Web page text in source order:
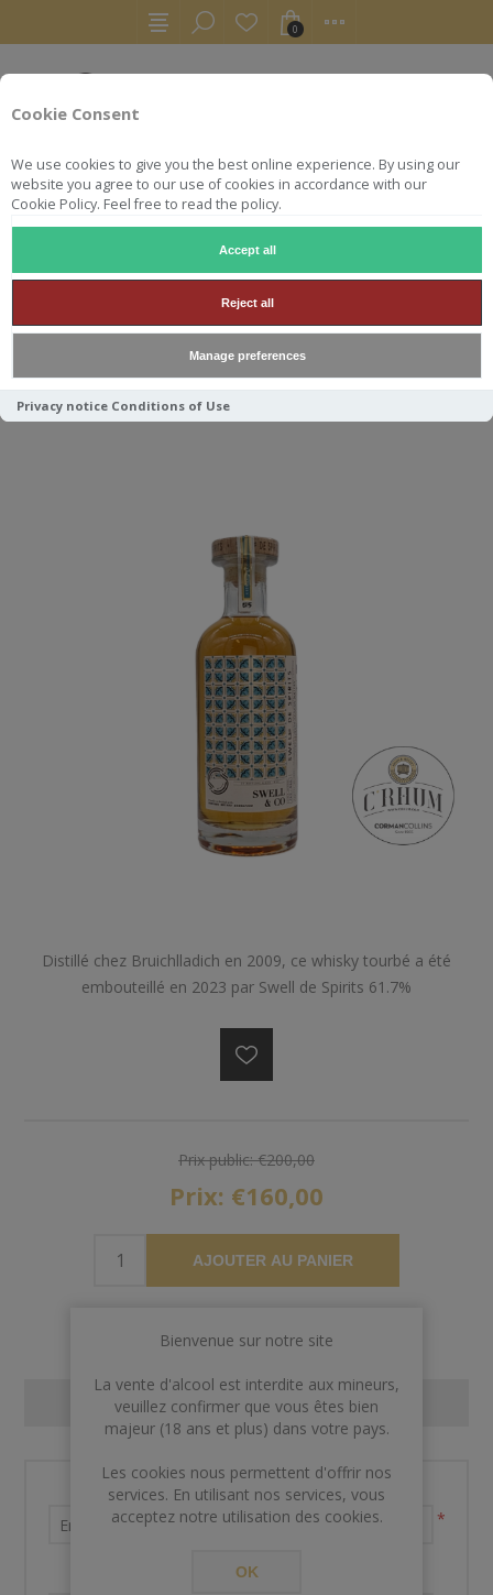
Cookie Consent
We use cookies to give you the best online experience. By using our
website you agree to our use of cookies in accordance with our
Cookie Policy. Feel free to read the policy.
Accept all
Reject all
Manage preferences
Privacy notice Conditions of Use
0
SWELL DE SPIRITS
LOCHINDAAL 2009 S&C#5
50CL 61.7°
Distillé chez Bruichlladich en 2009, ce whisky tourbé a été
embouteillé en 2023 par Swell de Spirits 61.7%
Prix public: €200,00
Prix: €160,00
AJOUTER AU PANIER
CONTACT US
Nom et prénom
*
Votre adresse email
Bienvenue sur notre site
La vente d'alcool est interdite aux mineurs,
veuillez confirmer que vous êtes bien
majeur (18 ans et plus) dans votre pays.
Les cookies nous permettent d'offrir nos
services. En utilisant nos services, vous
acceptez notre utilisation des cookies.
OK